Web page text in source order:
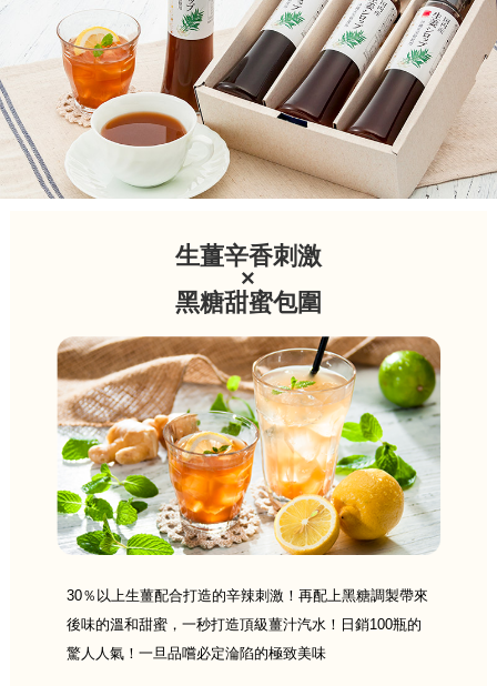
生薑辛香刺激
×
黑糖甜蜜包圍
30％以上生薑配合打造的辛辣刺激！再配上黑糖調製帶來
後味的溫和甜蜜，一秒打造頂級薑汁汽水！日銷100瓶的
驚人人氣！一旦品嚐必定淪陷的極致美味